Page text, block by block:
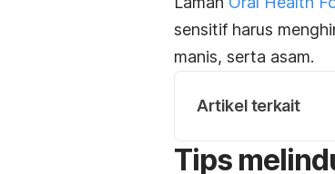
sensitif harus
manis, serta asam.
Artikel terkait
Tips